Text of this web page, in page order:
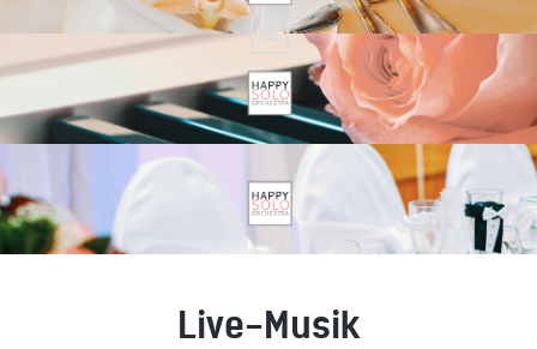
Live-Musik